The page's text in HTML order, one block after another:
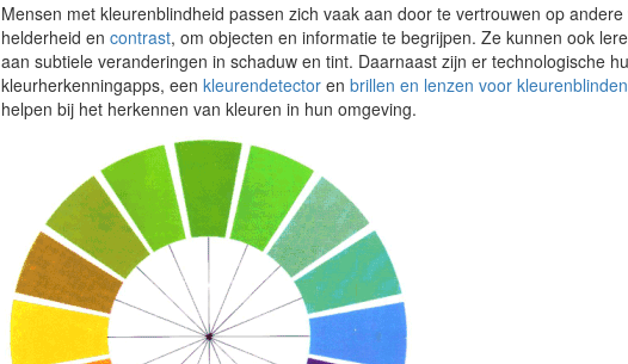
Mensen met kleurenblindheid passen zich vaak aan door te vertrouwen op andere
helderheid en contrast, om objecten en informatie te begrijpen. Ze kunnen ook
aan subtiele veranderingen in schaduw en tint. Daarnaast zijn er technologische
kleurherkenningapps, een kleurendetector en brillen en lenzen voor kleurenblinden
helpen bij het herkennen van kleuren in hun omgeving.